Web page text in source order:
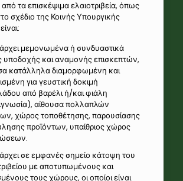
τα επισκέψιμα ελαιοτριβεία, όπως
σχέδιο της Κοινής Υπουργικής
μεμονωμένα ή συνδυαστικά
και αναμονής επισκεπτών,
κατάλληλα διαμορφωμένη και
για γευστική δοκιμή
από βαρέλι ή/και φιάλη
αίθουσα πολλαπλών
χώρος τοποθέτησης, παρουσίασης
προϊόντων, υπαίθριος χώρος
σε εμφανές σημείο κάτοψη του
με αποτυπωμένους και
τους χώρους, οι οποίοι είναι